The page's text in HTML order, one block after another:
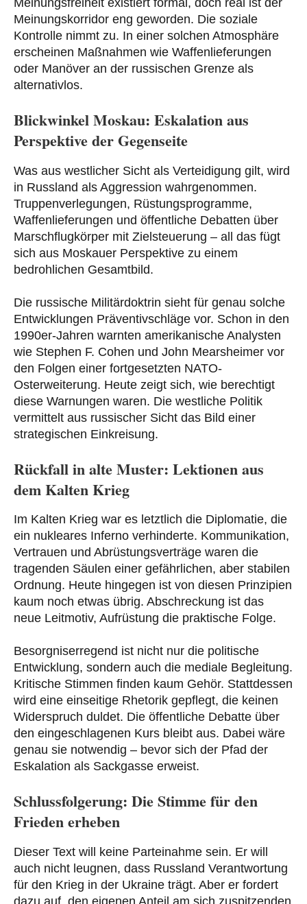
Meinungsfreiheit existiert formal, doch real ist der
Meinungskorridor eng geworden. Die soziale
Kontrolle nimmt zu. In einer solchen Atmosphäre
erscheinen Maßnahmen wie Waffenlieferungen
oder Manöver an der russischen Grenze als
alternativlos.
Blickwinkel Moskau: Eskalation aus
Perspektive der Gegenseite
Was aus westlicher Sicht als Verteidigung gilt, wird
in Russland als Aggression wahrgenommen.
Truppenverlegungen, Rüstungsprogramme,
Waffenlieferungen und öffentliche Debatten über
Marschflugkörper mit Zielsteuerung – all das fügt
sich aus Moskauer Perspektive zu einem
bedrohlichen Gesamtbild.
Die russische Militärdoktrin sieht für genau solche
Entwicklungen Präventivschläge vor. Schon in den
1990er-Jahren warnten amerikanische Analysten
wie Stephen F. Cohen und John Mearsheimer vor
den Folgen einer fortgesetzten NATO-
Osterweiterung. Heute zeigt sich, wie berechtigt
diese Warnungen waren. Die westliche Politik
vermittelt aus russischer Sicht das Bild einer
strategischen Einkreisung.
Rückfall in alte Muster: Lektionen aus
dem Kalten Krieg
Im Kalten Krieg war es letztlich die Diplomatie, die
ein nukleares Inferno verhinderte. Kommunikation,
Vertrauen und Abrüstungsverträge waren die
tragenden Säulen einer gefährlichen, aber stabilen
Ordnung. Heute hingegen ist von diesen Prinzipien
kaum noch etwas übrig. Abschreckung ist das
neue Leitmotiv, Aufrüstung die praktische Folge.
Besorgniserregend ist nicht nur die politische
Entwicklung, sondern auch die mediale Begleitung.
Kritische Stimmen finden kaum Gehör. Stattdessen
wird eine einseitige Rhetorik gepflegt, die keinen
Widerspruch duldet. Die öffentliche Debatte über
den eingeschlagenen Kurs bleibt aus. Dabei wäre
genau sie notwendig – bevor sich der Pfad der
Eskalation als Sackgasse erweist.
Schlussfolgerung: Die Stimme für den
Frieden erheben
Dieser Text will keine Parteinahme sein. Er will
auch nicht leugnen, dass Russland Verantwortung
für den Krieg in der Ukraine trägt. Aber er fordert
dazu auf, den eigenen Anteil am sich zuspitzenden